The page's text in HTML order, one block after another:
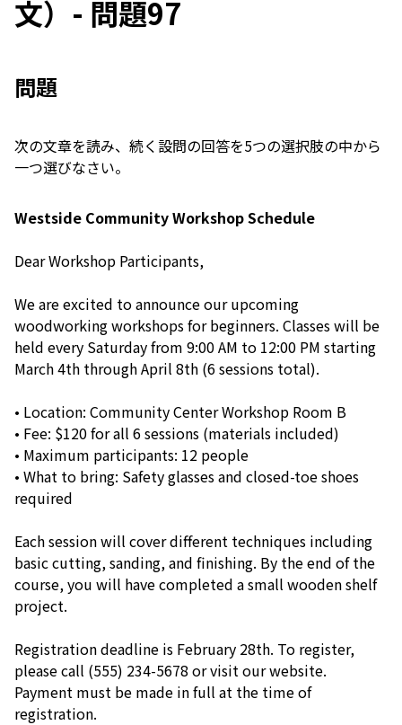
文）- 問題97
問題
次の文章を読み、続く設問の回答を5つの選択肢の中から
一つ選びなさい。
Westside Community Workshop Schedule
Dear Workshop Participants,
We are excited to announce our upcoming
woodworking workshops for beginners. Classes will be
held every Saturday from 9:00 AM to 12:00 PM starting
March 4th through April 8th (6 sessions total).
• Location: Community Center Workshop Room B
• Fee: $120 for all 6 sessions (materials included)
• Maximum participants: 12 people
• What to bring: Safety glasses and closed-toe shoes
required
Each session will cover different techniques including
basic cutting, sanding, and finishing. By the end of the
course, you will have completed a small wooden shelf
project.
Registration deadline is February 28th. To register,
please call (555) 234-5678 or visit our website.
Payment must be made in full at the time of
registration.